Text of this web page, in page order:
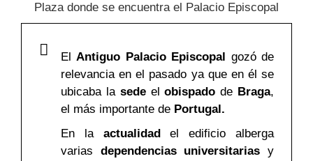
Plaza donde se encuentra el Palacio Episcopal
ElAntiguo Palacio Episcopal gozó de
relevancia en el pasado ya que en él se
ubicaba lasedeelobispado de Braga,
el más importante de Portugal.
En la actualidadel edificio alberga
varias dependencias universitarias y